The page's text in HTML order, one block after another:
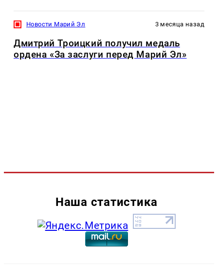
Новости Марий Эл 3 месяца назад
Дмитрий Троицкий получил медаль
ордена «За заслуги перед Марий Эл»
Наша статистика